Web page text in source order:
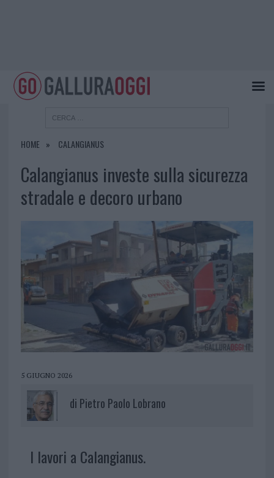
HOME CALANGIANUS
Calangianus investe sulla sicurezza
stradale e decoro urbano
5 GIUGNO 2026
di Pietro Paolo Lobrano
I lavori a Calangianus.